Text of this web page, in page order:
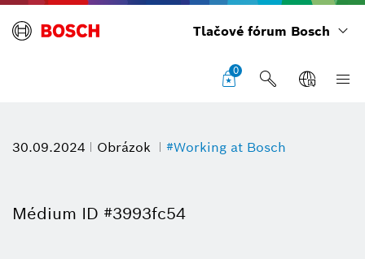
Tlačové fórum Bosch
0
30.09.2024 Obrázok #Working at Bosch
Médium ID #3993fc54